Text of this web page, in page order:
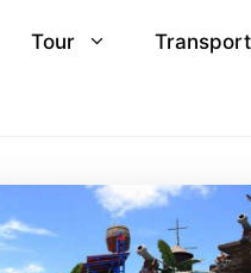
Tour Transport